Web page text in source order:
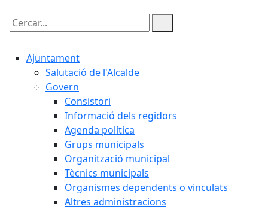
Cercar:
Ajuntament
Salutació de l'Alcalde
Govern
Consistori
Informació dels regidors
Agenda política
Grups municipals
Organització municipal
Tècnics municipals
Organismes dependents o vinculats
Altres administracions